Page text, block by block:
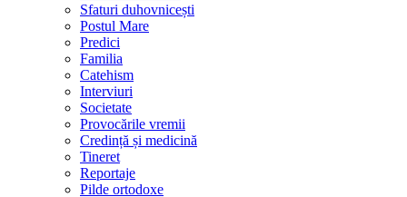
Sfaturi duhovnicești
Postul Mare
Predici
Familia
Catehism
Interviuri
Societate
Provocările vremii
Credință și medicină
Tineret
Reportaje
Pilde ortodoxe